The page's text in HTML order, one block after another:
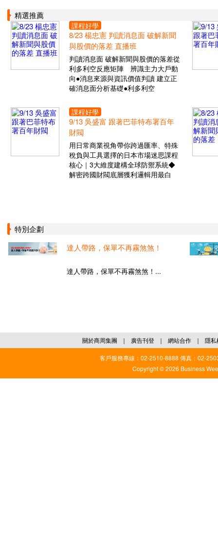
精選推薦
課程好學
8/23 楊忠憲 判讀消息面 破解新聞
與股價的落差 直播班
判讀消息面 破解新聞與股價的落差從
利多利空反應矩陣 辨識主力大戶動
向●消息來源與資訊價值判讀 建立正
確消息面分析基礎●利多利空
課程好學
9/13 吳盛富 跟著巴菲特布署百年
財閥
用日常商業視角帶你跨過匯率、特殊
稅負與工具選擇的日本市場迷思課程
核心｜3大維度建構全球防禦系統◆
解密跨國財閥底層獲利邏輯用最白
特別企劃
達人帶路，保單不再霧煞煞！
達人帶路，保單不再霧煞煞！...
關於商周集團 ｜ 廣告刊登 ｜ 網站合作 ｜ 隱私
客戶服務專線：02-2510-8888 傳真：02-
Copyright © 2026 Business